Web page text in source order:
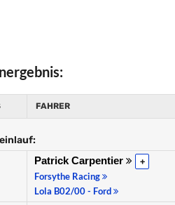
FAHRER
Patrick Carpentier +
Forsythe Racing
Lola B02/00 - Ford